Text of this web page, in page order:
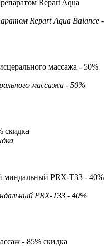
Repart Aqua Balance -
массажа - 50%
PRX-T33 - 40%